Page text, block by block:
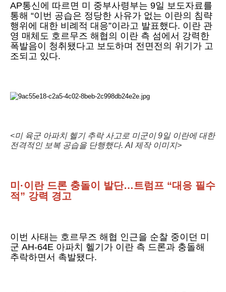
AP통신에 따르면 미 중부사령부는 9일 보도자료를
통해 “이번 공습은 정당한 사유가 없는 이란의 침략
행위에 대한 비례적 대응”이라고 발표했다. 이란 관
영 매체도 호르무즈 해협의 이란 측 섬에서 강력한
폭발음이 청취됐다고 보도하며 전면전의 위기가 고
조되고 있다.
<미 육군 아파치 헬기 추락 사고로 미군이 9일 이란에 대한
전격적인 보복 공습을 단행했다. AI 제작 이미지>
미·이란 드론 충돌이 발단…트럼프 “대응 필수
적” 강력 경고
이번 사태는 호르무즈 해협 인근을 순찰 중이던 미
군 AH-64E 아파치 헬기가 이란 측 드론과 충돌해
추락하면서 촉발됐다.